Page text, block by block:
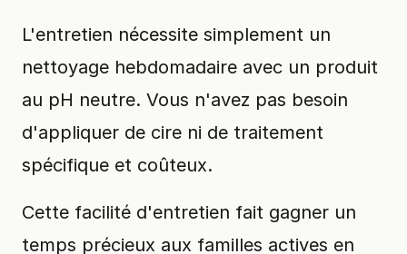
L'entretien nécessite simplement un
nettoyage hebdomadaire avec un produit
au pH neutre. Vous n'avez pas besoin
d'appliquer de cire ni de traitement
spécifique et coûteux.
Cette facilité d'entretien fait gagner un
temps précieux aux familles actives en